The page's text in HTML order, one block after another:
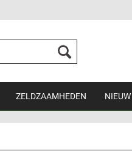
ZELDZAAMHEDEN NIEUW